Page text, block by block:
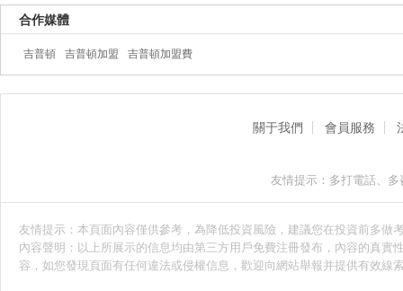
合作媒體
吉普頓 吉普頓加盟 吉普頓加盟費
關于我們 會員服務
友情提示：多打電話、
友情提示：本頁面內容僅供參考，為降低投資風險，建議您在投資前多
內容聲明：以上所展示的信息均由第三方用戶免費注冊發布，內容的真
容，如您發現頁面有任何違法或侵權信息，歡迎向網站舉報并提供有效線